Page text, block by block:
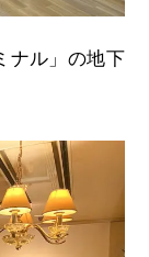
ナル」の地下